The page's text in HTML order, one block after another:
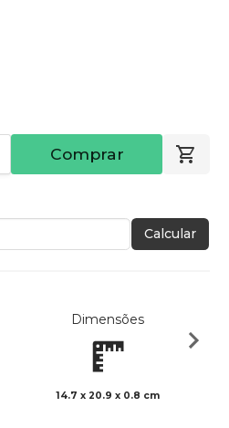
Comprar
Calcular
Dimensões
14.7 x 20.9 x 0.8 cm